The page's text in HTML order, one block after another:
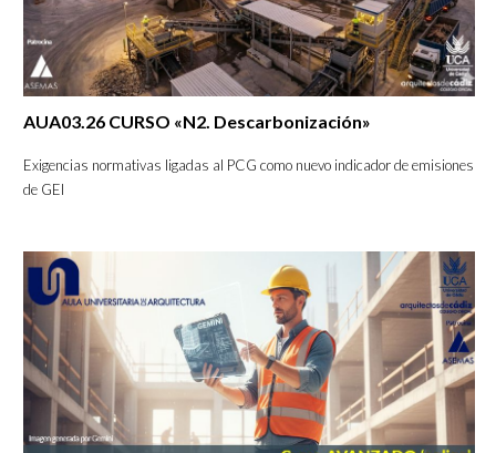
AUA03.26 CURSO «N2. Descarbonización»
Exigencias normativas ligadas al PCG como nuevo indicador de emisiones
de GEI